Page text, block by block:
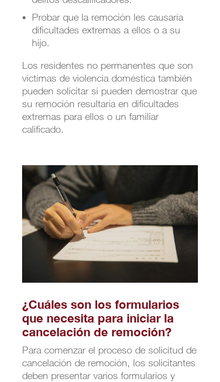
Probar que la remoción les causaría
dificultades extremas a ellos o a su
hijo.
Los residentes no permanentes que son
víctimas de violencia doméstica también
pueden solicitar si pueden demostrar que
su remoción resultaría en dificultades
extremas para ellos o un familiar
calificado.
¿Cuáles son los formularios
que necesita para iniciar la
cancelación de remoción?
Para comenzar el proceso de solicitud de
cancelación de remoción, los solicitantes
deben presentar varios formularios y